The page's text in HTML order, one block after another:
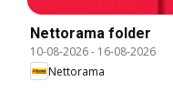
Nettorama folder
10-08-2026- 16-08-2026
Nettorama